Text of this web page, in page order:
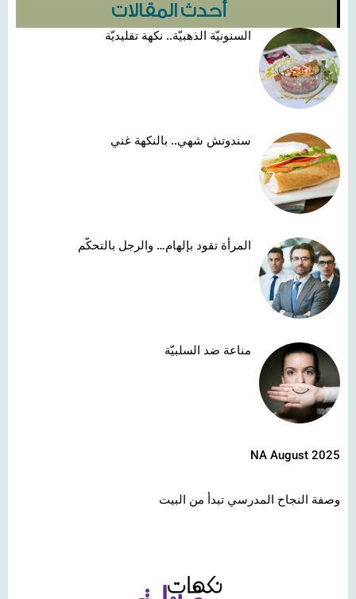
أحدث المقالات
السنونيّة الذهبيّة.. نكهة تقليديّة
سندوتش شهي.. بالنكهة غني
المرأة تقود بإلهام… والرجل بالتحكّم
مناعة ضد السلبيّة
NA August 2025
وصفة النجاح المدرسي تبدأ من البيت